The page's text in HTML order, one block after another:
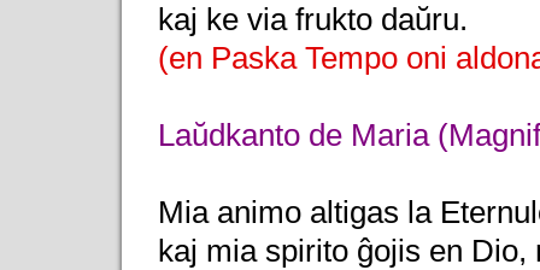
kaj ke via frukto daŭru.
(en Paska Tempo oni
Laŭdkanto de Maria
Mia animo altigas la
kaj mia spirito ĝojis en Dio,